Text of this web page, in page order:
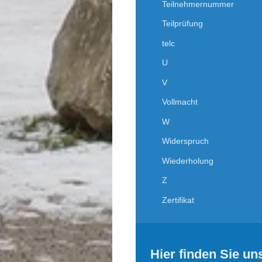
Teilnehmernummer
Teilprüfung
telc
U
V
Vollmacht
W
Widerspruch
Wiederholung
Z
Zertifikat
Hier finden Sie